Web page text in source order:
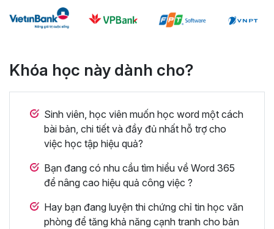
Khóa học này dành cho?
Sinh viên, học viên muốn học word một cách
bài bản, chi tiết và đầy đủ nhất hỗ trợ cho
việc học tập hiệu quả?
Bạn đang có nhu cầu tìm hiểu về Word 365
để nâng cao hiệu quả công việc ?
Hay bạn đang luyện thi chứng chỉ tin học văn
phòng để tăng khả năng cạnh tranh cho bản